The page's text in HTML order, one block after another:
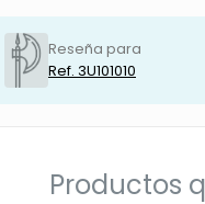
Reseña para
Ref. 3U101010
Productos